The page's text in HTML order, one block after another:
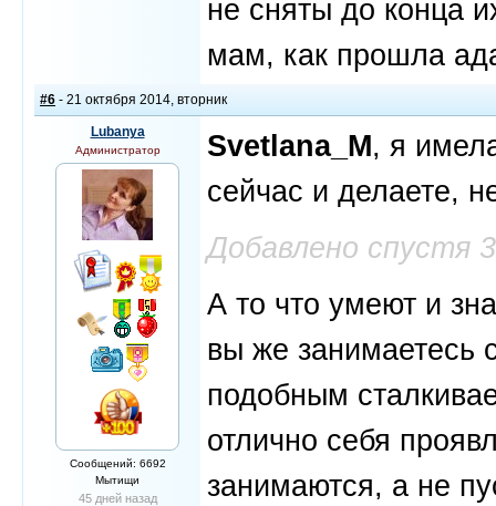
не сняты до конца
мам, как прошла
#6 - 21 октября 2014, вторник
Lubanya
Администратор
Сообщений: 6692
Мытищи
45 дней назад
Svetlana_M, я
сейчас и делаете,
Добавлено спустя
А то что умеют и
вы же занимаетесь
подобным
отлично себя
занимаются, а не